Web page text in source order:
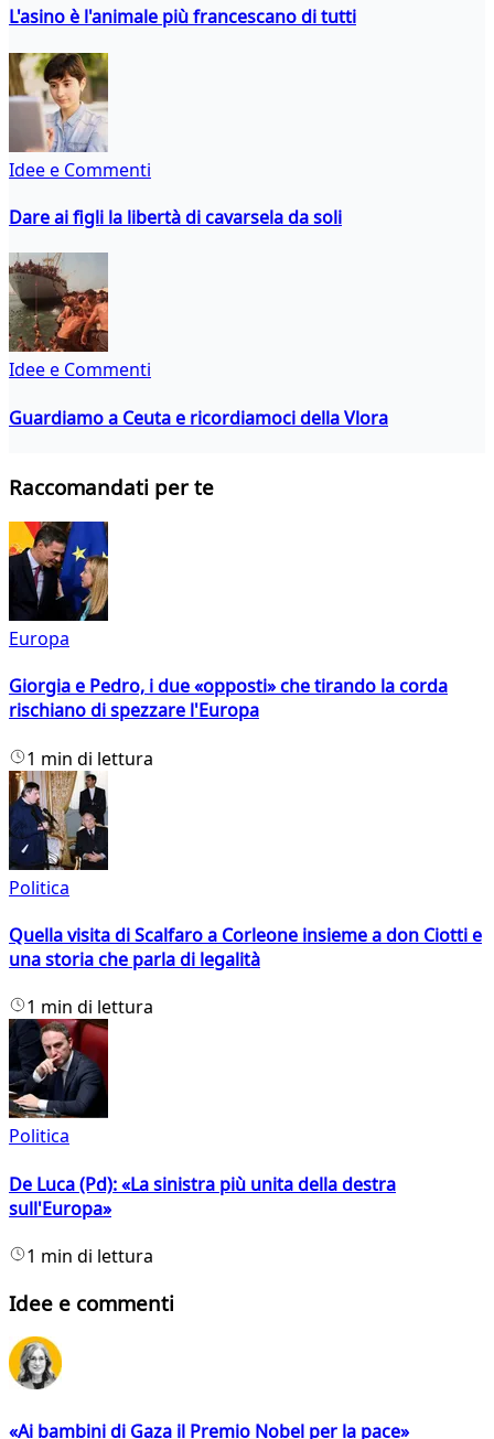
L'asino è l'animale più francescano di tutti
Idee e Commenti
Dare ai figli la libertà di cavarsela da soli
Idee e Commenti
Guardiamo a Ceuta e ricordiamoci della Vlora
Raccomandati per te
Europa
Giorgia e Pedro, i due «opposti» che tirando la corda
rischiano di spezzare l'Europa
1 min di lettura
Politica
Quella visita di Scalfaro a Corleone insieme a don Ciotti e
una storia che parla di legalità
1 min di lettura
Politica
De Luca (Pd): «La sinistra più unita della destra
sull'Europa»
1 min di lettura
Idee e commenti
«Ai bambini di Gaza il Premio Nobel per la pace»